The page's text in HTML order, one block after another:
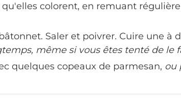
colorent, en remuant
Saler et poivrer. Cuire une à
même si vous êtes tenté de le
quelques copeaux de parmesan, ou